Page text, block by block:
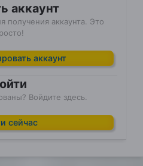
аккаунт
получения аккаунта. Это
аккаунт
Войдите здесь.
сейчас